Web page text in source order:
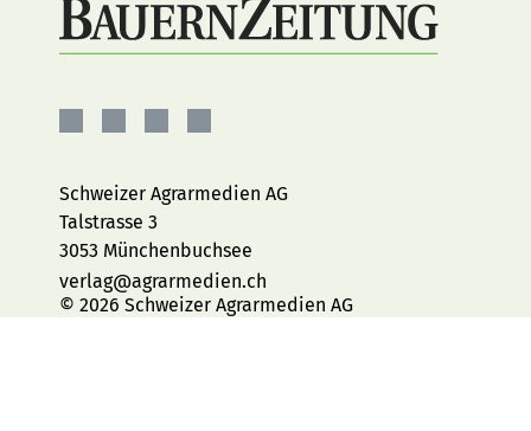
Facebook
Instagram
YouTubeLinkedIn
Schweizer Agrarmedien AG
Talstrasse 3
3053 Münchenbuchsee
verlag@agrarmedien.ch
© 2026 Schweizer Agrarmedien AG